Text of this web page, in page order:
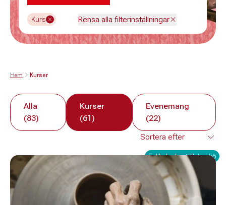
Kurs Rensa alla filterinställningar
Hem Kurser
Alla
(83)
Kurser
(61)
Evenemang
(22)
Fullbokad - ställ dig i kö